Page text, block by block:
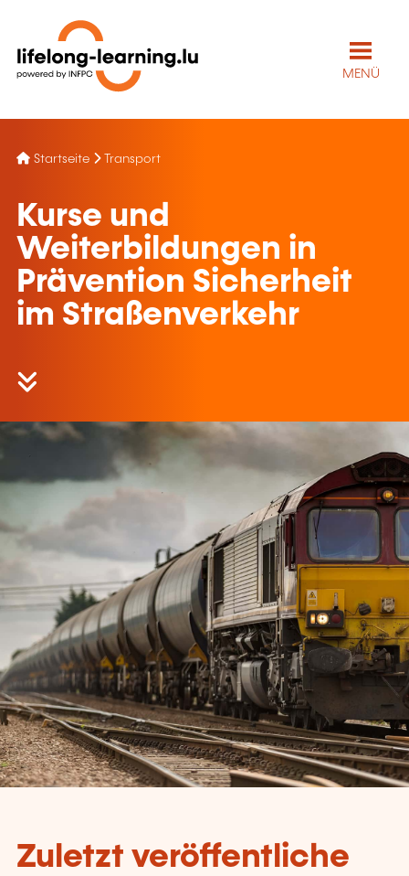
MENÜ
Startseite Transport
Kurse und
Weiterbildungen in
Prävention Sicherheit
im Straßenverkehr
Zuletzt veröffentliche